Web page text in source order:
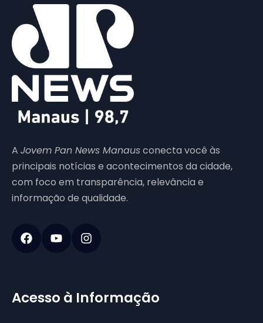
A Jovem Pan News Manausconecta você às
principais notícias e acontecimentos da cidade,
com foco em transparência, relevância e
informação de qualidade.
Acesso à Informação